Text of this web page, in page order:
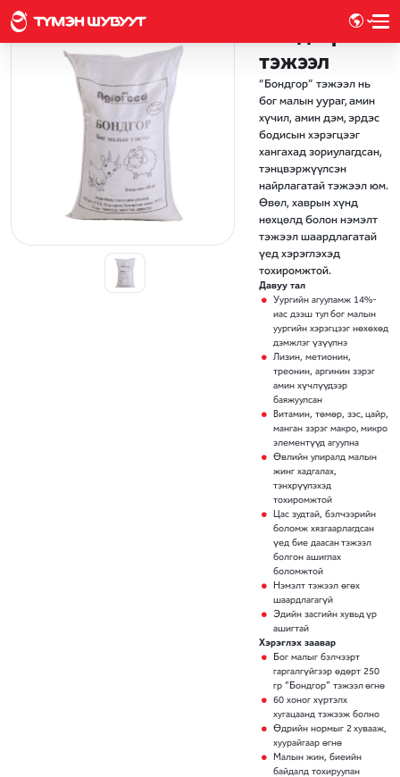
тэжээл
“Бондгор” тэжээл нь
бог малын уураг, амин
хүчил, амин дэм, эрдэс
бодисын хэрэгцээг
хангахад зориулагдсан,
тэнцвэржүүлсэн
найрлагатай тэжээл юм.
Өвөл, хаврын хүнд
нөхцөлд болон нэмэлт
тэжээл шаардлагатай
үед хэрэглэхэд
тохиромжтой.
Давуу тал
Уургийн агууламж 14%-
иас дээш тул бог малын
уургийн хэрэгцээг нөхөхөд
дэмжлэг үзүүлнэ
Лизин, метионин,
треонин, аргинин зэрэг
амин хүчлүүдээр
баяжуулсан
Витамин, төмөр, зэс, цайр,
манган зэрэг макро, микро
элементүүд агуулна
Өвлийн улиралд малын
жинг хадгалах,
тэнхрүүлэхэд
тохиромжтой
Цас зудтай, бэлчээрийн
боломж хязгаарлагдсан
үед бие даасан тэжээл
болгон ашиглах
боломжтой
Нэмэлт тэжээл өгөх
шаардлагагүй
Эдийн засгийн хувьд үр
ашигтай
Хэрэглэх заавар
Бог малыг бэлчээрт
гаргалгүйгээр өдөрт 250
гр “Бондгор” тэжээл өгнө
60 хоног хүртэлх
хугацаанд тэжээж болно
Өдрийн нормыг 2 хувааж,
хуурайгаар өгнө
Малын жин, биеийн
байдалд тохируулан